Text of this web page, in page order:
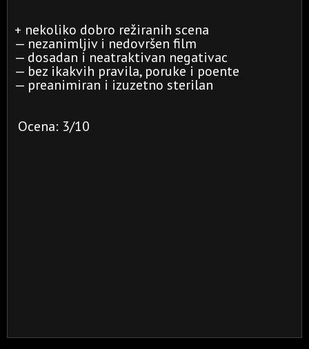
+ nekoliko dobro režiranih scena
— nezanimljiv i nedovršen film
— dosadan i neatraktivan negativac
— bez ikakvih pravila, poruke i poente
— preanimiran i izuzetno sterilan
Ocena: 3/10